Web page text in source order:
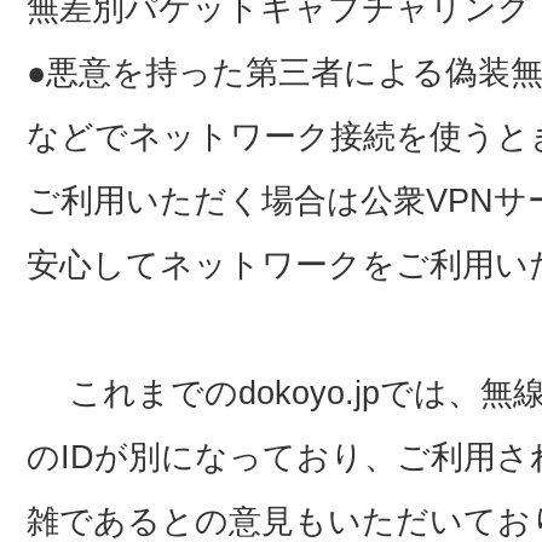
無差別パケットキャプチャリング
●悪意を持った第三者による偽装
などでネットワーク接続を使う
ご利用いただく場合は公衆VPN
安心してネットワークをご利用
これまでのdokoyo.jpでは、無
のIDが別になっており、ご利用
雑であるとの意見もいただいて